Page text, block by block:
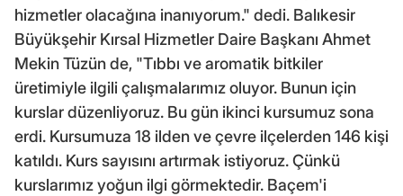
hizmetler olacağına inanıyorum." dedi. Balıkesir
Büyükşehir Kırsal Hizmetler Daire Başkanı Ahmet
Mekin Tüzün de, "Tıbbı ve aromatik bitkiler
üretimiyle ilgili çalışmalarımız oluyor. Bunun için
kurslar düzenliyoruz. Bu gün ikinci kursumuz sona
erdi. Kursumuza 18 ilden ve çevre ilçelerden 146 kişi
katıldı. Kurs sayısını artırmak istiyoruz. Çünkü
kurslarımız yoğun ilgi görmektedir. Baçem'i